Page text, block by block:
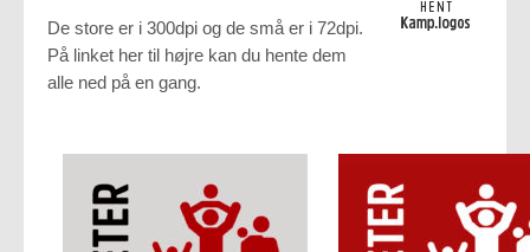
De store er i 300dpi og de små er i 72dpi.
På linket her til højre kan du hente dem
alle ned på en gang.